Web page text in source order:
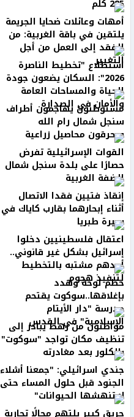
285 كلم
أمهات وعائلات ضحايا الجريمة
يلتقين في باقة الغربية: من
الفقد إلى العمل من أجل
التغيير
استطلاع "تخطيط الناصرة
2026": السكان يضعون جودة
الحياة والمساحات العامة
والأمان في الصدارة
مستوطنون يهاجمون أطراف
سنجل شمال رام الله
ويحرقون محاصيل زراعية
القوات الإسرائيلية تفرض
حصارًا على بلدة سنجل شمال
الضفة الغربية
إنقاذ فتيين فقدا الاتصال
أثناء إبحارهما بقارب كاياك في
بحيرة طبريا
اعتقال فلسطينيين دخلوا
إسرائيل بشكل غير قانوني..
أحدهم مشتبه بالتخطيط
لتنفيذ هجوم
حطّم لوحة وهدد
بإغلاقها..سوكوت يقتحم
مدرسة "دار الأيتام
الإسلامية" في القدس
مواطنون من رهط يبادر إلى
تنظيف مكان تواجد "سوكوت"
بالكلور بعد مغادرته
جندي اسرائيلي: "جمعنا أشلاء
الجنود قبل حلول المساء حتى
لا تنهشها الحيوانات"